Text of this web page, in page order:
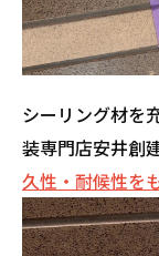
シーリング材を
装専門店安井創
久性・耐候性を